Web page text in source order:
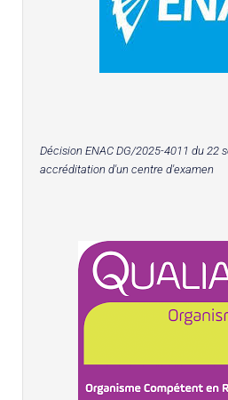
Décision ENAC DG/2025-4011 du 22
accréditation d'un centre d'examen